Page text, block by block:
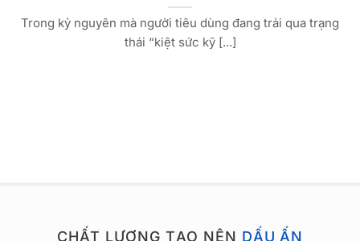
Trong kỷ nguyên mà người tiêu dùng đang trải qua trạng
thái “kiệt sức kỹ [...]
CHẤT LƯỢNG TẠO NÊN DẤU ẤN